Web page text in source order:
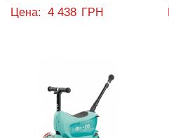
Цена: 4 438 ГРН